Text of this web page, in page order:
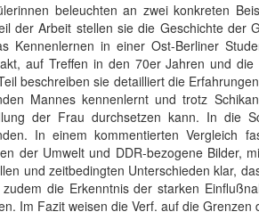
beleuchten an zwei konkreten
der Arbeit stellen sie die Geschichte der
Kennenlernen in einer Ost-Berliner
auf Treffen in den 70er Jahren und
beschreiben sie detailliert die
Mannes kennenlernt und trotz
der Frau durchsetzen kann. In die
In einem kommentierten Vergleich
der Umwelt und DDR-bezogene Bilder,
und zeitbedingten Unterschieden klar,
die Erkenntnis der starken
Im Fazit weisen die Verf. auf die Grenzen